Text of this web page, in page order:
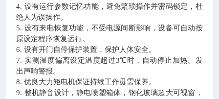
4. 设有运行参数记忆功能，避免繁琐操作并密码锁定，杜
绝人为误操作。
5. 设有来电恢复功能，不受电源间断影响，设备可自动按
原设定程序恢复运行。
6. 设有开门自停保护装置，保护人体安全。
7. 实测温度偏离设定温度超过3℃时，自动停止加热。发
出声响警报。
8. 优良大力矩电机保证持续工作毋需保养。
9. 整机静音设计，静电喷塑箱体，钢化玻璃超大可视窗，